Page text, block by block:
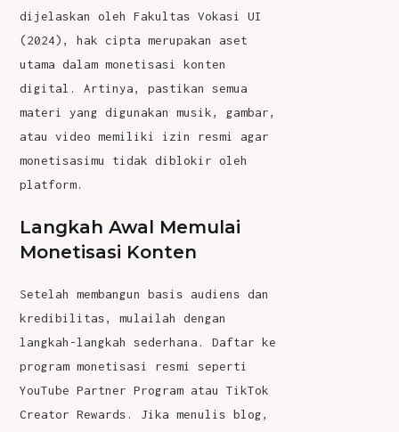
dijelaskan oleh Fakultas Vokasi UI
(2024), hak cipta merupakan aset
utama dalam monetisasi konten
digital. Artinya, pastikan semua
materi yang digunakan musik, gambar,
atau video memiliki izin resmi agar
monetisasimu tidak diblokir oleh
platform.
Langkah Awal Memulai
Monetisasi Konten
Setelah membangun basis audiens dan
kredibilitas, mulailah dengan
langkah-langkah sederhana. Daftar ke
program monetisasi resmi seperti
YouTube Partner Program atau TikTok
Creator Rewards. Jika menulis blog,